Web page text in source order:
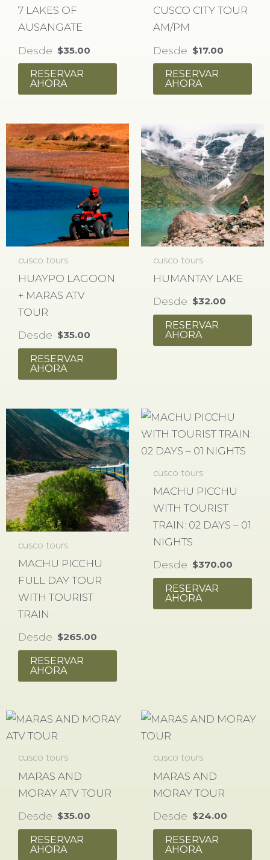
7 LAKES OF
AUSANGATE
Desde $35.00
RESERVAR
AHORA
CUSCO CITY TOUR
AM/PM
Desde $17.00
RESERVAR
AHORA
cusco tours
HUAYPO LAGOON
+ MARAS ATV
TOUR
Desde $35.00
RESERVAR
AHORA
cusco tours
HUMANTAY LAKE
Desde $32.00
RESERVAR
AHORA
cusco tours
MACHU PICCHU
FULL DAY TOUR
WITH TOURIST
TRAIN
Desde $265.00
RESERVAR
AHORA
cusco tours
MACHU PICCHU
WITH TOURIST
TRAIN: 02 DAYS – 01
NIGHTS
Desde $370.00
RESERVAR
AHORA
cusco tours
MARAS AND
MORAY ATV TOUR
Desde $35.00
RESERVAR
AHORA
cusco tours
MARAS AND
MORAY TOUR
Desde $24.00
RESERVAR
AHORA